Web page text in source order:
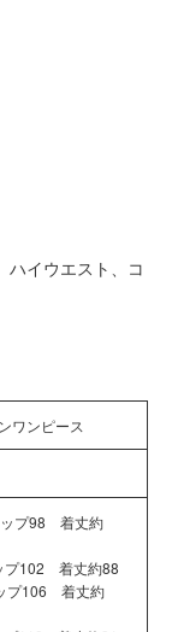
ハイウエスト、コ
ワンピース
プ98 着丈約
102 着丈約88
106 着丈約